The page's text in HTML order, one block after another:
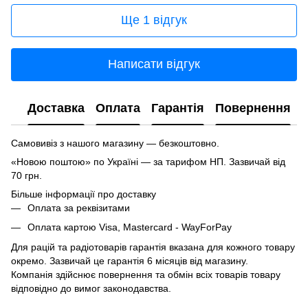
Ще 1 відгук
Написати відгук
Доставка Оплата Гарантія Повернення
Самовивіз з нашого магазину — безкоштовно.
«Новою поштою» по Україні — за тарифом НП. Зазвичай від
70 грн.
Більше інформації про доставку
Оплата за реквізитами
Оплата картою Visa, Mastercard - WayForPay
Для рацій та радіотоварів гарантія вказана для кожного товару
окремо. Зазвичай це гарантія 6 місяців від магазину.
Компанія здійснює повернення та обмін всіх товарів товару
відповідно до вимог законодавства.